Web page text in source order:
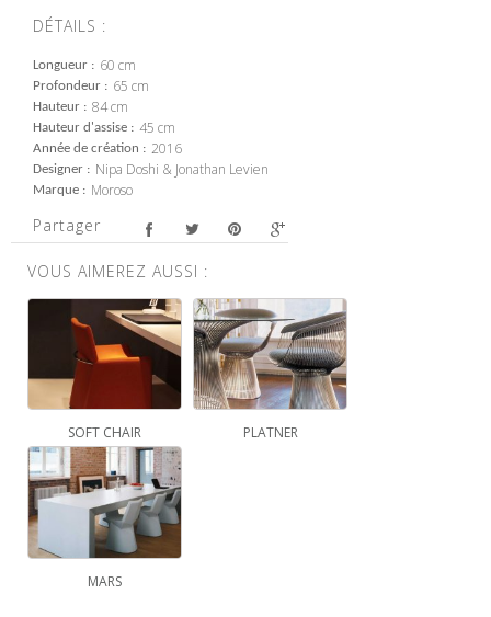
DÉTAILS :
Longueur 60 cm
Profondeur 65 cm
Hauteur 84 cm
Hauteur d'assise 45 cm
Année de création 2016
Designer Nipa Doshi & Jonathan Levien
Marque Moroso
Partager
VOUS AIMEREZ AUSSI :
SOFT CHAIR PLATNER
MARS